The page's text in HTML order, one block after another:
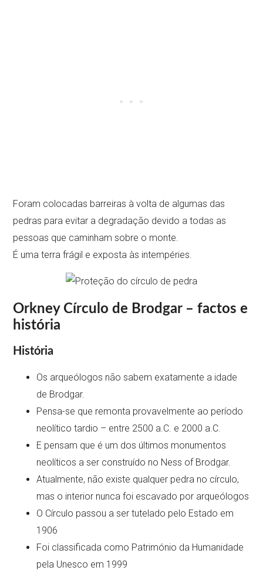
Foram colocadas barreiras à volta de algumas das
pedras para evitar a degradação devido a todas as
pessoas que caminham sobre o monte.
É uma terra frágil e exposta às intempéries.
Orkney Círculo de Brodgar – factos e
história
História
Os arqueólogos não sabem exatamente a idade
de Brodgar.
Pensa-se que remonta provavelmente ao período
neolítico tardio – entre 2500 a.C. e 2000 a.C.
E pensam que é um dos últimos monumentos
neolíticos a ser construído no Ness of Brodgar.
Atualmente, não existe qualquer pedra no círculo,
mas o interior nunca foi escavado por arqueólogos
O Círculo passou a ser tutelado pelo Estado em
1906
Foi classificada como Património da Humanidade
pela Unesco em 1999